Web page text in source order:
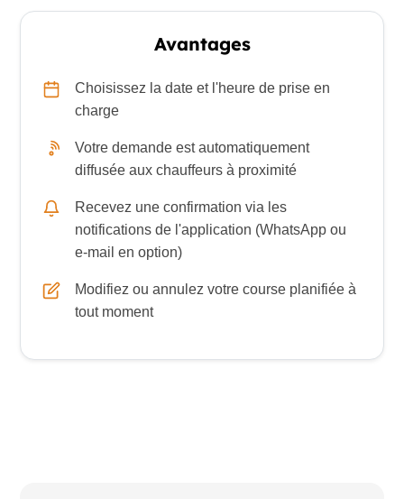
Avantages
Choisissez la date et l'heure de prise en
charge
Votre demande est automatiquement
diffusée aux chauffeurs à proximité
Recevez une confirmation via les
notifications de l'application (WhatsApp ou
e-mail en option)
Modifiez ou annulez votre course planifiée à
tout moment